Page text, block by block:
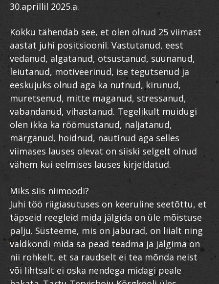
30.aprillil 2025.a.
Kokku tähendab see, et olen olnud 25 viimast
aastat juhi positsioonil. Vastutanud, eest
vedanud, algatanud, otsustanud, suunanud,
leiutanud, motiveerinud, ise tegutsenud ja
eeskujuks olnud aga ka nutnud, kirunud,
muretsenud, mitte maganud, stressanud,
vabandanud, vihastanud. Tegelikult muidugi
olen ikka ka rõõmustanud, naljatanud,
märganud, hoidnud, nautinud aga selles
viimases lauses olevat on siiski selgelt olnud
vähem kui eelmises lauses kirjeldatud.
Miks siis niimoodi?
Juhi töö riigiasutuses on keeruline seetõttu, et
täpseid reegleid mida jälgida on üle mõistuse
palju. Süsteeme, mis on jaburad, on liialt ning
valdkondi mida sa pead teadma ja jälgima on
nii rohkelt, et sa raudselt ei tea mõnda neist
või lihtsalt ei oska nendega midagi peale